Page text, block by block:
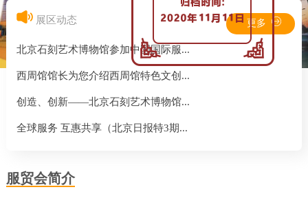
展区动态 更多
北京石刻艺术博物馆参加中国国际服...
西周馆馆长为您介绍西周馆特色文创...
创造、创新——北京石刻艺术博物馆...
全球服务 互惠共享（北京日报特3期...
服贸会简介